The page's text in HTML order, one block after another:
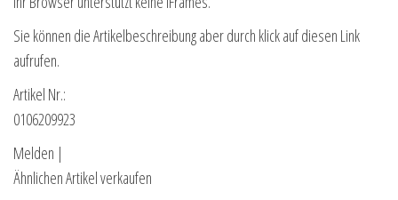
Sie können die Artikelbeschreibung aber durch klick auf diesen Link
aufrufen.
Artikel Nr.:
0106209923
Melden |
Ähnlichen Artikel verkaufen